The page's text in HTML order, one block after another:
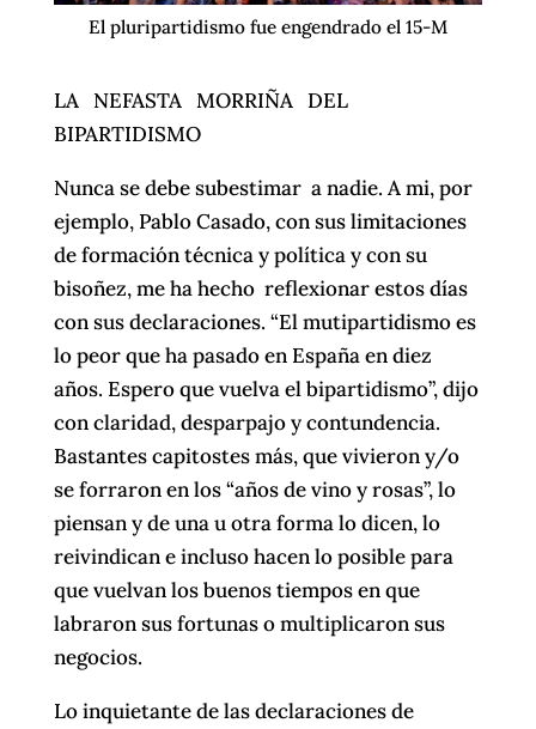
El pluripartidismo fue engendrado el 15-M
LA NEFASTA MORRIÑA DEL
BIPARTIDISMO
Nunca se debe subestimar a nadie. A mi, por
ejemplo, Pablo Casado, con sus limitaciones
de formación técnica y política y con su
bisoñez, me ha hecho reflexionar estos días
con sus declaraciones. “El mutipartidismo es
lo peor que ha pasado en España en diez
años. Espero que vuelva el bipartidismo”, dijo
con claridad, desparpajo y contundencia.
Bastantes capitostes más, que vivieron y/o
se forraron en los “años de vino y rosas”, lo
piensan y de una u otra forma lo dicen, lo
reivindican e incluso hacen lo posible para
que vuelvan los buenos tiempos en que
labraron sus fortunas o multiplicaron sus
negocios.
Lo inquietante de las declaraciones de